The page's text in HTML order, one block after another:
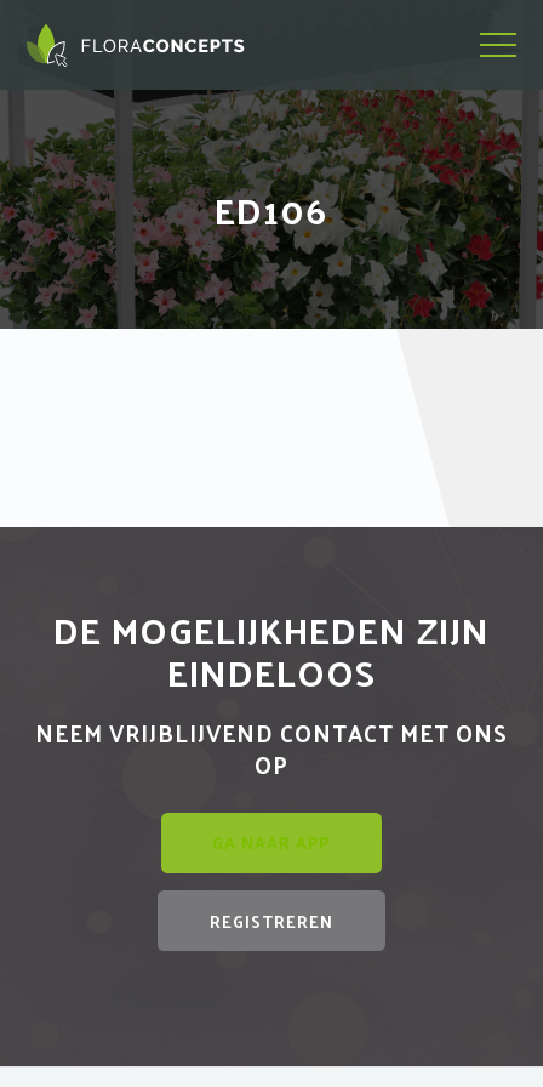
ED106
DE MOGELIJKHEDEN ZIJN
EINDELOOS
NEEM VRIJBLIJVEND CONTACT MET ONS
OP
GA NAAR APP
REGISTREREN